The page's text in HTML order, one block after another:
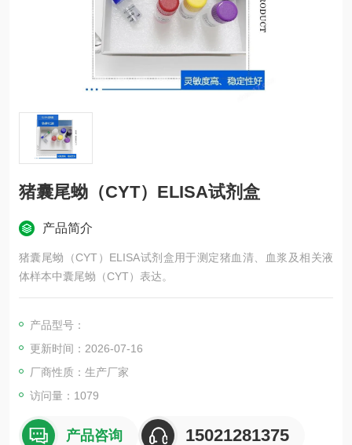
猪囊尾蚴（CYT）ELISA试剂盒
产品简介
猪囊尾蚴（CYT）ELISA试剂盒用于测定猪血清、血浆及相关液
体样本中囊尾蚴（CYT）表达。
产品型号：
更新时间：2026-07-16
厂商性质：生产厂家
访问量：1079
产品咨询 15021281375